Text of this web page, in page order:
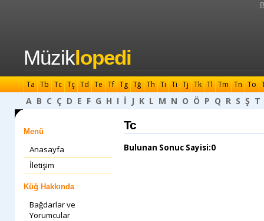
Müziklopedi
Ta Tb Tc Tç Td Te Tf Tg Tğ Th Tı Ti Tj Tk Tl Tm Tn To
A B C Ç D E F G H I İ J K L M N O Ö P Q R S Ş T
Menü
Anasayfa
İletişim
Küğ Hakkında
Bağdarlar ve
Yorumcular
Tc
Bulunan Sonuc Sayisi:0